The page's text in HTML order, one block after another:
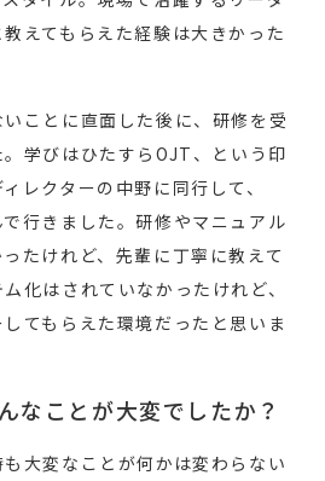
えてもらえた経験は大きかった
ことに直面した後に、研修を受
学びはひたすらOJT、という印
レクターの中野に同行して、
で行きました。研修やマニュアル
たけれど、先輩に丁寧に教えて
化はされていなかったけれど、
てもらえた環境だったと思いま
なことが大変でしたか？
大変なことが何かは変わらない